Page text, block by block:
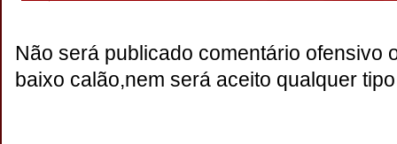
Não será publicado comentário ofensivo
baixo calão,nem será aceito qualquer